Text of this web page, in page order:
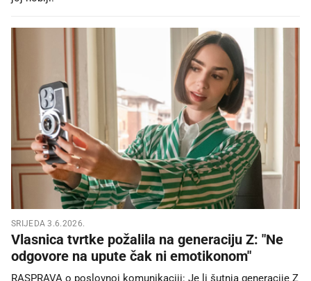
SRIJEDA 3.6.2026.
Vlasnica tvrtke požalila na generaciju Z: "Ne
odgovore na upute čak ni emotikonom"
RASPRAVA o poslovnoj komunikaciji: Je li šutnja generacije Z